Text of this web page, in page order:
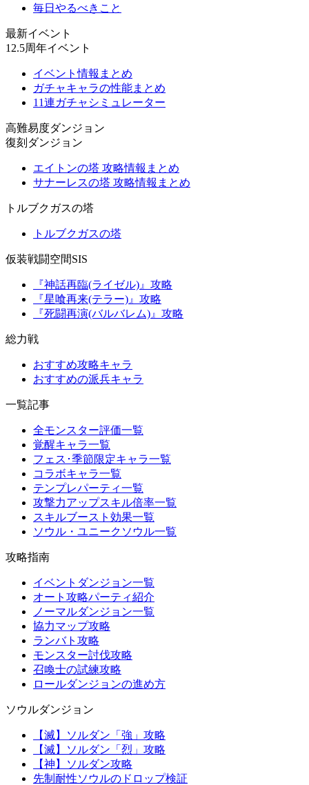
毎日やるべきこと
最新イベント
12.5周年イベント
イベント情報まとめ
ガチャキャラの性能まとめ
11連ガチャシミュレーター
高難易度ダンジョン
復刻ダンジョン
エイトンの塔 攻略情報まとめ
サナーレスの塔 攻略情報まとめ
トルブクガスの塔
トルブクガスの塔
仮装戦闘空間SIS
『神話再臨(ライゼル)』攻略
『星喰再来(テラー)』攻略
『死闘再演(バルバレム)』攻略
総力戦
おすすめ攻略キャラ
おすすめの派兵キャラ
一覧記事
全モンスター評価一覧
覚醒キャラ一覧
フェス･季節限定キャラ一覧
コラボキャラ一覧
テンプレパーティ一覧
攻撃力アップスキル倍率一覧
スキルブースト効果一覧
ソウル・ユニークソウル一覧
攻略指南
イベントダンジョン一覧
オート攻略パーティ紹介
ノーマルダンジョン一覧
協力マップ攻略
ランバト攻略
モンスター討伐攻略
召喚士の試練攻略
ロールダンジョンの進め方
ソウルダンジョン
【滅】ソルダン「強」攻略
【滅】ソルダン「烈」攻略
【神】ソルダン攻略
先制耐性ソウルのドロップ検証